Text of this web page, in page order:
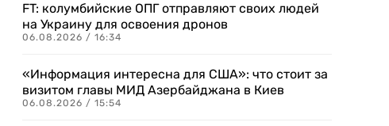
FT: колумбийские ОПГ отправляют своих людей
на Украину для освоения дронов
06.08.2026 / 16:34
«Информация интересна для США»: что стоит за
визитом главы МИД Азербайджана в Киев
06.08.2026 / 15:54